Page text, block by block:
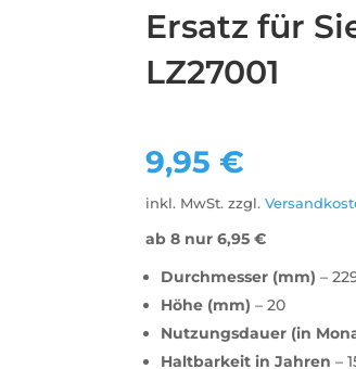
Ersatz für
LZ27001
9,95€
inkl. MwSt. zzgl.
ab 8 nur6,95€
Durchmesser (mm) –
Höhe (mm) – 20
Nutzungsdauer (in
Haltbarkeit in Jahren –